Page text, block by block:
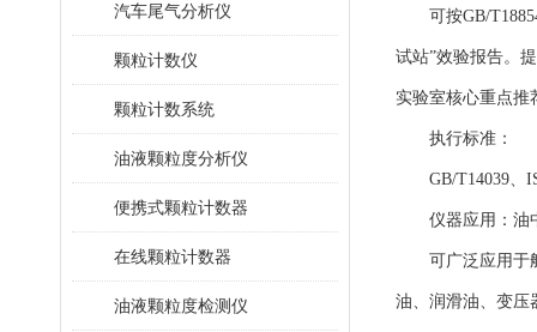
汽车尾气分析仪
颗粒计数仪
颗粒计数系统
油液颗粒度分析仪
便携式颗粒计数器
在线颗粒计数器
油液颗粒度检测仪
可按GB/T18854-
试站”效验报告。
实验室核心重点推
执行标准：
GB/T14039、
仪器应用：油
可广泛应用于航
油、润滑油、变压